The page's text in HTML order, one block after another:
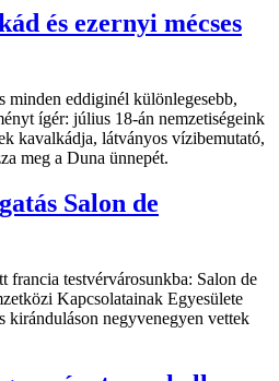
és ezernyi mécses
minden eddiginél különlegesebb,
ígér: július 18-án nemzetiségeink
kavalkádja, látványos vízibemutató,
meg a Duna ünnepét.
Salon de
francia testvérvárosunkba: Salon de
Kapcsolatainak Egyesülete
kiránduláson negyvenegyen vettek